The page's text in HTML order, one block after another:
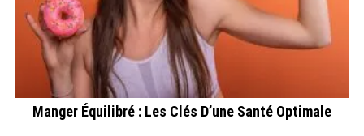
Manger Équilibré : Les Clés D’une Santé Optimale